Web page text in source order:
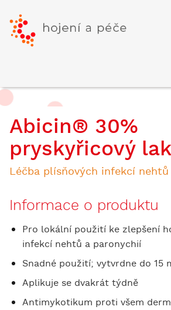
Abicin® 30%
pryskyřicový lak
Léčba plísňových infekcí nehtů
Informace o produktu
Pro lokální použití ke zlepšení
infekcí nehtů a paronychií
Snadné použití; vytvrdne do 15
Aplikuje se dvakrát týdně
Antimykotikum proti všem